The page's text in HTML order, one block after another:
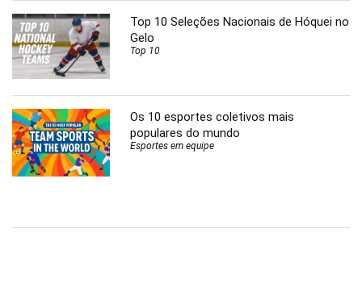
Top 10 Seleções Nacionais de Hóquei no
Gelo
Top 10
Os 10 esportes coletivos mais
populares do mundo
Esportes em equipe